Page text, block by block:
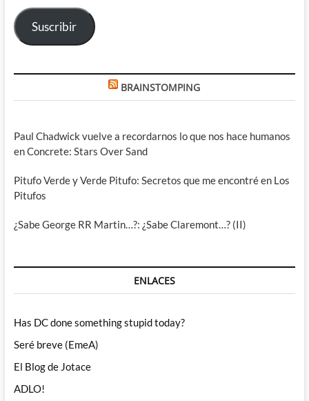
electrónico
Suscribir
BRAINSTOMPING
Paul Chadwick vuelve a recordarnos lo que nos hace humanos
en Concrete: Stars Over Sand
Pitufo Verde y Verde Pitufo: Secretos que me encontré en Los
Pitufos
¿Sabe George RR Martin…?: ¿Sabe Claremont…? (II)
ENLACES
Has DC done something stupid today?
Seré breve (EmeA)
El Blog de Jotace
ADLO!